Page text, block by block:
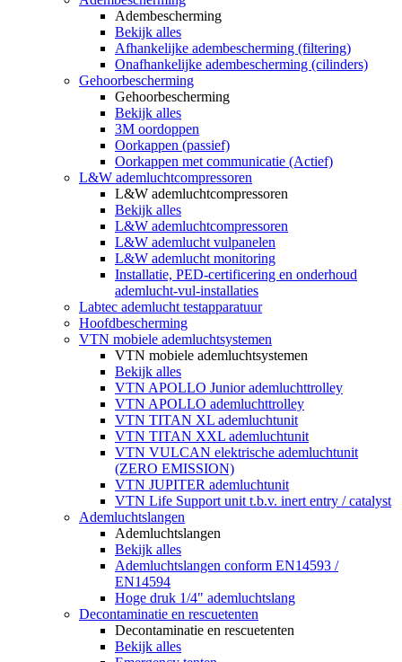
Adembescherming
Bekijk alles
Afhankelijke adembescherming (filtering)
Onafhankelijke adembescherming (cilinders)
Gehoorbescherming
Gehoorbescherming
Bekijk alles
3M oordoppen
Oorkappen (passief)
Oorkappen met communicatie (Actief)
L&W ademluchtcompressoren
L&W ademluchtcompressoren
Bekijk alles
L&W ademluchtcompressoren
L&W ademlucht vulpanelen
L&W ademlucht monitoring
Installatie, PED-certificering en onderhoud
ademlucht-vul-installaties
Labtec ademlucht testapparatuur
Hoofdbescherming
VTN mobiele ademluchtsystemen
VTN mobiele ademluchtsystemen
Bekijk alles
VTN APOLLO Junior ademluchttrolley
VTN APOLLO ademluchttrolley
VTN TITAN XL ademluchtunit
VTN TITAN XXL ademluchtunit
VTN VULCAN elektrische ademluchtunit
(ZERO EMISSION)
VTN JUPITER ademluchtunit
VTN Life Support unit t.b.v. inert entry / catalyst
Ademluchtslangen
Ademluchtslangen
Bekijk alles
Ademluchtslangen conform EN14593 /
EN14594
Hoge druk 1/4" ademluchtslang
Decontaminatie en rescuetenten
Decontaminatie en rescuetenten
Bekijk alles